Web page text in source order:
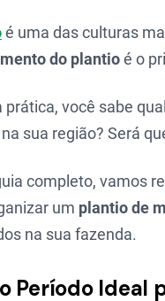
é uma das culturas
do plantioé o
prática, você sabe
na sua região? Será
completo, vamos
um plantio de
na sua fazenda.
Período Ideal